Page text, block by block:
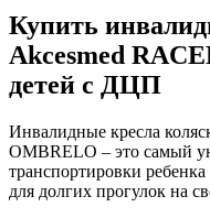
Купить
Akcesmed
детей с ДЦП
Инвалидные кресла
OMBRELO – это самый
транспортировки
для долгих прогулок на